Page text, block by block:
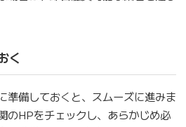
く
準備しておくと、スムーズに進みま
のHPをチェックし、あらかじめ必